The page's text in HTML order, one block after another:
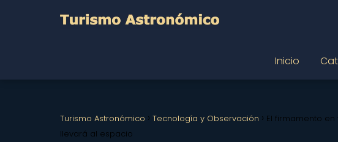
Inicio
Turismo Astronómico Tecnología y Observación
El firmamento
llevará al espacio